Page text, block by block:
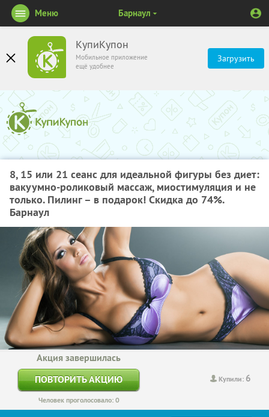
КупиКупон
Мобильное приложение
ещё удобнее
Загрузить
Меню Барнаул
8, 15 или 21 сеанс для идеальной фигуры без диет:
вакуумно-роликовый массаж, миостимуляция и не
только. Пилинг – в подарок! Скидка до 74%.
Барнаул
Купили: 6
Акция завершилась
ПОВТОРИТЬ АКЦИЮ
Человек проголосовало: 0